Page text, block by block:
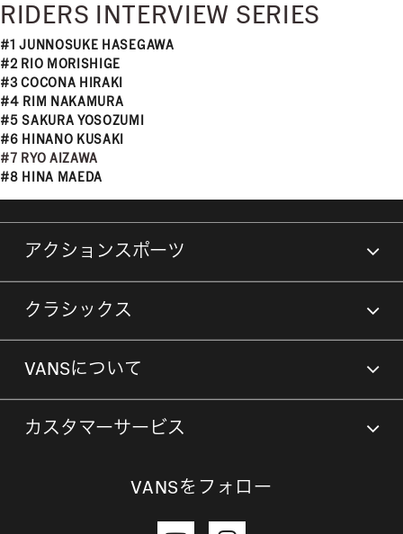
RIDERS INTERVIEW SERIES
#1 JUNNOSUKE HASEGAWA
#2 RIO MORISHIGE
#3 COCONA HIRAKI
#4 RIM NAKAMURA
#5 SAKURA YOSOZUMI
#6 HINANO KUSAKI
#7 RYO AIZAWA
#8 HINA MAEDA
アクションスポーツ
クラシックス
VANSについて
カスタマーサービス
VANSをフォロー